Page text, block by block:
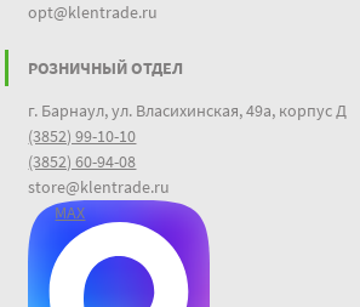
opt@klentrade.ru
РОЗНИЧНЫЙ ОТДЕЛ
г. Барнаул, ул. Власихинская, 49а, корпус Д
(3852) 99-10-10
(3852) 60-94-08
store@klentrade.ru
MAX